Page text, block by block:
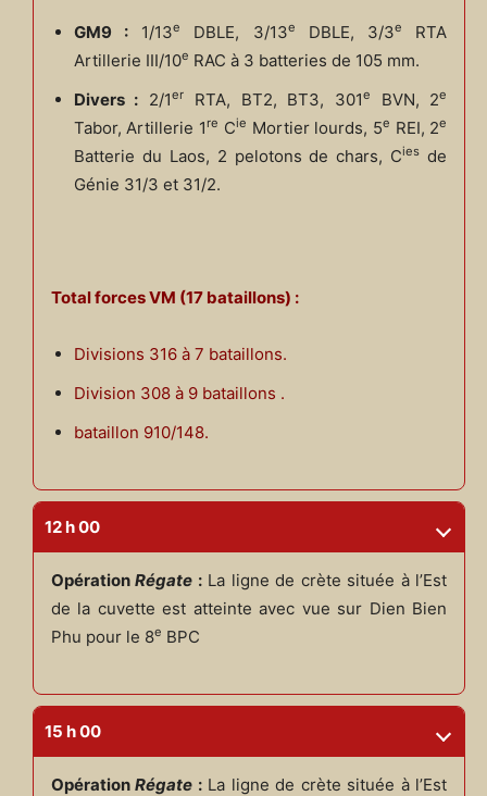
GM9 : 1/13e DBLE, 3/13e DBLE, 3/3e
RTA
Artillerie III/10e RAC à 3 batteries de 105 mm.
Divers : 2/1er RTA, BT2, BT3, 301e BVN, 2e
Tabor, Artillerie 1re Cie Mortier lourds, 5e REI, 2e
Batterie du Laos, 2 pelotons de chars, Cies de
Génie 31/3 et 31/2.
Total forces VM (17 bataillons) :
Divisions 316 à 7 bataillons.
Division 308 à 9 bataillons .
bataillon 910/148.
12 h 00
OpérationRégate :La ligne de crète située à l’Est
de la cuvette est atteinte avec vue sur Dien Bien
Phu pour le 8e BPC
15 h 00
OpérationRégate :La ligne de crète située à l’Est